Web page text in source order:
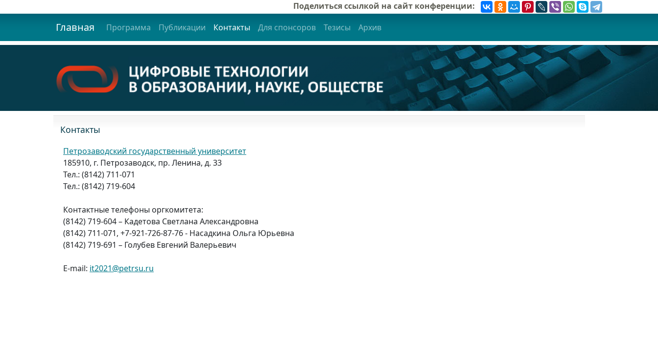
Поделиться ссылкой на сайт конференции:
Главная Программа Публикации Контакты Для спонсоров Тезисы Архив
Контакты
Петрозаводский государственный университет
185910, г. Петрозаводск, пр. Ленина, д. 33
Тел.: (8142) 711-071
Тел.: (8142) 719-604
Контактные телефоны оргкомитета:
(8142) 719-604 – Кадетова Светлана Александровна
(8142) 711-071, +7-921-726-87-76 - Насадкина Ольга Юрьевна
(8142) 719-691 – Голубев Евгений Валерьевич
E-mail: it2021@petrsu.ru